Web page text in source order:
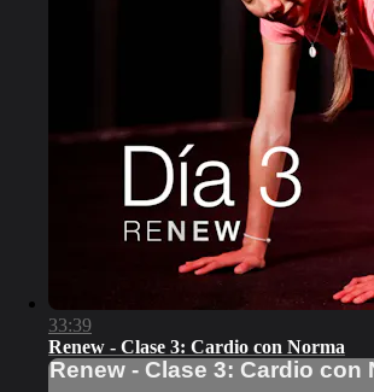
33:39
Renew - Clase 3: Cardio con Norma
Renew - Clase 3: Cardio con